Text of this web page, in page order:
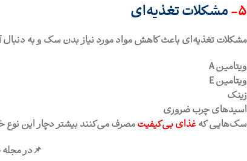
5- مشکلات تغذیه‌ای
مشکلات تغذیه‌ای باعث کاهش مواد مورد نیاز بدن سگ و به
ویتامین‌ A
ویتامین E
زینک
اسیدهای چرب ضروری
سگ‌هایی کهغذای بی‌کیفیتمصرف می‌کنند بیشتر دچار این نوع
📌در